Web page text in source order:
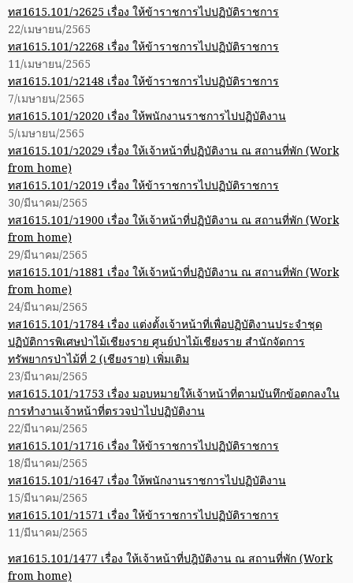
ทส1615.101/ว2625 เรื่อง ให้ข้าราชการไปปฏิบัติราชการ
22/เมษายน/2565
ทส1615.101/ว2268 เรื่อง ให้ข้าราชการไปปฏิบัติราชการ
11/เมษายน/2565
ทส1615.101/ว2148 เรื่อง ให้ข้าราชการไปปฏิบัติราชการ
7/เมษายน/2565
ทส1615.101/ว2020 เรื่อง ให้พนักงานราชการไปปฏิบัติงาน
5/เมษายน/2565
ทส1615.101/ว2029 เรื่อง ให้เจ้าหน้าที่ปฏิบัติงาน ณ สถานที่พัก (Work
from home)
ทส1615.101/ว2019 เรื่อง ให้ข้าราชการไปปฏิบัติราชการ
30/มีนาคม/2565
ทส1615.101/ว1900 เรื่อง ให้เจ้าหน้าที่ปฏิบัติงาน ณ สถานที่พัก (Work
from home)
29/มีนาคม/2565
ทส1615.101/ว1881 เรื่อง ให้เจ้าหน้าที่ปฏิบัติงาน ณ สถานที่พัก (Work
from home)
24/มีนาคม/2565
ทส1615.101/ว1784 เรื่อง แต่งตั้งเจ้าหน้าที่เพื่อปฏิบัติงานประจำชุด
ปฏิบัติการพิเศษป่าไม้เชียงราย ศูนย์ป่าไม้เชียงราย สำนักจัดการ
ทรัพยากรป่าไม้ที่ 2 (เชียงราย) เพิ่มเติม
23/มีนาคม/2565
ทส1615.101/ว1753 เรื่อง มอบหมายให้เจ้าหน้าที่ตามบันทึกข้อตกลงใน
การทำงานเจ้าหน้าที่ตรวจป่าไปปฏิบัติงาน
22/มีนาคม/2565
ทส1615.101/ว1716 เรื่อง ให้ข้าราชการไปปฏิบัติราชการ
18/มีนาคม/2565
ทส1615.101/ว1647 เรื่อง ให้พนักงานราชการไปปฏิบัติงาน
15/มีนาคม/2565
ทส1615.101/ว1571 เรื่อง ให้ข้าราชการไปปฏิบัติราชการ
11/มีนาคม/2565
ทส1615.101/1477 เรื่อง ให้เจ้าหน้าที่ปฎิบัติงาน ณ สถานที่พัก (Work
from home)